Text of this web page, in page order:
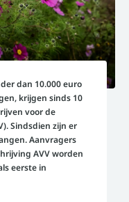
dan 10.000 euro
krijgen sinds 10
voor de
Sindsdien zijn er
Aanvragers
AVV worden
eerste in